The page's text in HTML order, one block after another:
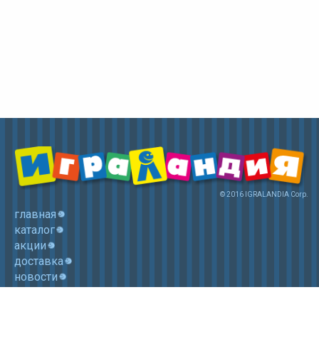
© 2016 IGRALANDIA Corp.
главная
каталог
акции
доставка
новости